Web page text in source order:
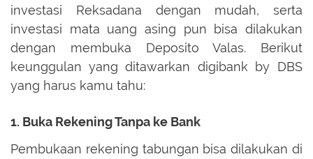
investasi Reksadana dengan mudah, serta
investasi mata uang asing pun bisa dilakukan
dengan membuka Deposito Valas. Berikut
keunggulan yang ditawarkan digibank by DBS
yang harus kamu tahu:
1. Buka Rekening Tanpa ke Bank
Pembukaan rekening tabungan bisa dilakukan di